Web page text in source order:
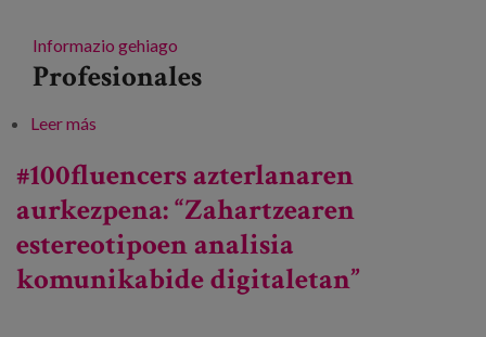
Informazio gehiago
Profesionales
Leer más
#100fluencers azterlanaren
aurkezpena: “Zahartzearen
estereotipoen analisia
komunikabide digitaletan”